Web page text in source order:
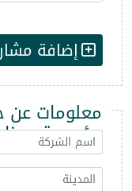
إضافة
معلومات
مؤسسة -